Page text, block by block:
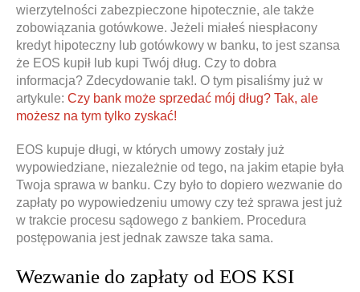
wierzytelności zabezpieczone hipotecznie, ale także
zobowiązania gotówkowe. Jeżeli miałeś niespłacony
kredyt hipoteczny lub gotówkowy w banku, to jest szansa
że EOS kupił lub kupi Twój dług. Czy to dobra
informacja? Zdecydowanie tak!. O tym pisaliśmy już w
artykule: Czy bank może sprzedać mój dług? Tak, ale
możesz na tym tylko zyskać!
EOS kupuje długi, w których umowy zostały już
wypowiedziane, niezależnie od tego, na jakim etapie była
Twoja sprawa w banku. Czy było to dopiero wezwanie do
zapłaty po wypowiedzeniu umowy czy też sprawa jest już
w trakcie procesu sądowego z bankiem. Procedura
postępowania jest jednak zawsze taka sama.
Wezwanie do zapłaty od EOS KSI